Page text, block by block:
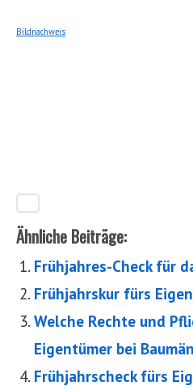
Bildnachweis
Ähnliche Beiträge:
Frühjahres-Check für
Frühjahrskur fürs
Welche Rechte und
Eigentümer bei
Frühjahrscheck fürs